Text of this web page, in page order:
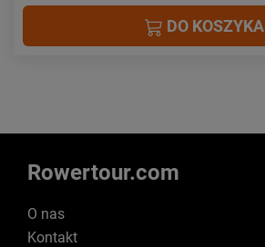
DO KOSZYKA
Rowertour.com
O nas
Kontakt